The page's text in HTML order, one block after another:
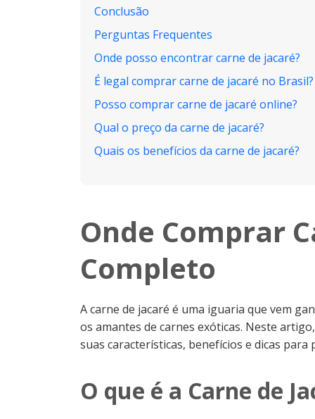
Conclusão
Perguntas Frequentes
Onde posso encontrar carne de jacaré?
É legal comprar carne de jacaré no Brasil?
Posso comprar carne de jacaré online?
Qual o preço da carne de jacaré?
Quais os benefícios da carne de jacaré?
Onde Comprar
Completo
A carne de jacaré é uma iguaria que vem
os amantes de carnes exóticas. Neste
suas características, benefícios e dicas
O que é a Carne de